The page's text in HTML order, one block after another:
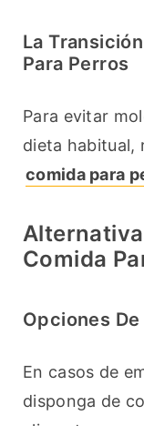
La
Para Perros
Para evitar
comida para
Comida
Opciones
En casos de
disponga de